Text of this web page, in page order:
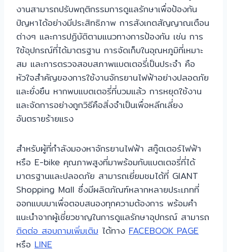
งานสามารถปรับพฤติกรรมการดูแลรักษาเพื่อป้องกัน
ปัญหาได้อย่างมีประสิทธิภาพ การสังเกตสัญญาณเตือน
ต่างๆ และการปฏิบัติตามแนวทางการป้องกัน เช่น การ
ใช้อุปกรณ์ที่ได้มาตรฐาน การจัดเก็บในอุณหภูมิที่เหมาะ
สม และการตรวจสอบสภาพแบตเตอรี่เป็นประจำ คือ
หัวใจสำคัญของการใช้งานจักรยานไฟฟ้าอย่างปลอดภัย
และยั่งยืน หากพบแบตเตอรี่ที่บวมแล้ว การหยุดใช้งาน
และจัดการอย่างถูกวิธีคือสิ่งจำเป็นเพื่อหลีกเลี่ยง
อันตรายร้ายแรง
สำหรับผู้ที่กำลังมองหาจักรยานไฟฟ้า สกู๊ตเตอร์ไฟฟ้า
หรือ E-bike คุณภาพสูงที่มาพร้อมกับแบตเตอรี่ที่ได้
มาตรฐานและปลอดภัย สามารถเยี่ยมชมได้ที่ GIANT
Shopping Mall ซึ่งมีผลิตภัณฑ์หลากหลายประเภทที่
ออกแบบมาเพื่อตอบสนองทุกความต้องการ พร้อมคำ
แนะนำจากผู้เชี่ยวชาญในการดูแลรักษาอุปกรณ์ สามารถ
ติดต่อ สอบถามเพิ่มเติม ได้ทาง FACEBOOK PAGE
หรือ LINE